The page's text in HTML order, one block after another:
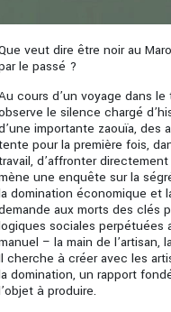
veut dire être noir au
le passé ?
cours d’un voyage dans
le silence chargé
importante zaouïa, des
pour la première fois,
d’affronter
une enquête sur la
domination économique et
aux morts des clés
sociales perpétuées
– la main de
cherche à créer avec les
domination, un rapport
à produire.